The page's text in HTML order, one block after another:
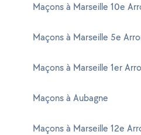
Maçons à Marseille 10e
Maçons à Marseille 5e
Maçons à Marseille 1er
Maçons à Aubagne
Maçons à Marseille 12e